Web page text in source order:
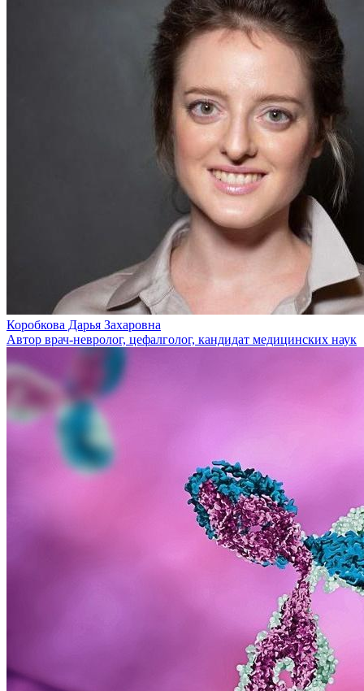
Коробкова Дарья Захаровна
Автор врач-невролог, цефалголог, кандидат медицинских наук